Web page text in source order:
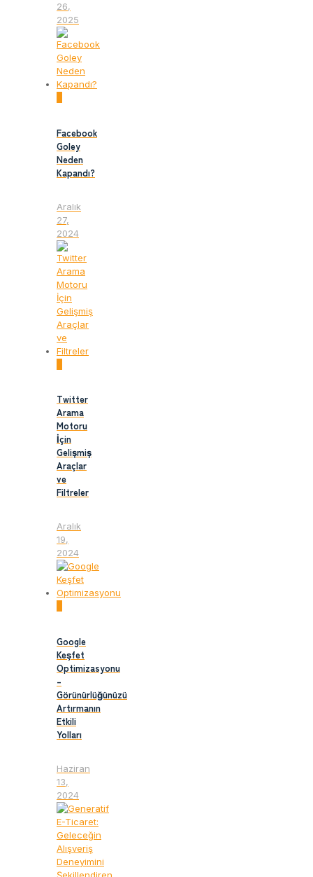
26,
2025
Facebook
Goley
Neden
Kapandı?
Aralık
27,
2024
Twitter
Arama
Motoru
İçin
Gelişmiş
Araçlar
ve
Filtreler
Aralık
19,
2024
Google
Keşfet
Optimizasyonu
–
Görünürlüğünüzü
Artırmanın
Etkili
Yolları
Haziran
13,
2024